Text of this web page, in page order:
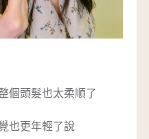
個頭髮也太柔順了
也更年輕了說